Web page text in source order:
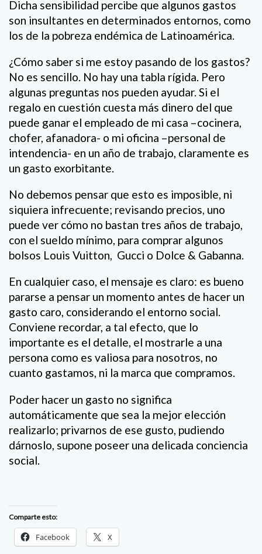
Dicha sensibilidad percibe que algunos gastos
son insultantes en determinados entornos, como
los de la pobreza endémica de Latinoamérica.
¿Cómo saber si me estoy pasando de los gastos?
No es sencillo. No hay una tabla rígida. Pero
algunas preguntas nos pueden ayudar. Si el
regalo en cuestión cuesta más dinero del que
puede ganar el empleado de mi casa –cocinera,
chofer, afanadora- o mi oficina –personal de
intendencia- en un año de trabajo, claramente es
un gasto exorbitante.
No debemos pensar que esto es imposible, ni
siquiera infrecuente; revisando precios, uno
puede ver cómo no bastan tres años de trabajo,
con el sueldo mínimo, para comprar algunos
bolsos Louis Vuitton, Gucci o Dolce & Gabanna.
En cualquier caso, el mensaje es claro: es bueno
pararse a pensar un momento antes de hacer un
gasto caro, considerando el entorno social.
Conviene recordar, a tal efecto, que lo
importante es el detalle, el mostrarle a una
persona como es valiosa para nosotros, no
cuanto gastamos, ni la marca que compramos.
Poder hacer un gasto no significa
automáticamente que sea la mejor elección
realizarlo; privarnos de ese gusto, pudiendo
dárnoslo, supone poseer una delicada conciencia
social.
Comparte esto:
Facebook X